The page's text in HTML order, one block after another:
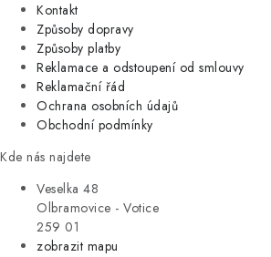
Kontakt
Způsoby dopravy
Způsoby platby
Reklamace a odstoupení od smlouvy
Reklamační řád
Ochrana osobních údajů
Obchodní podmínky
Kde nás najdete
Veselka 48
Olbramovice - Votice
259 01
zobrazit mapu
KUCHYNĚ
ORGANIZACE
DOMÁCNOST
ÚKLID
VÝPRODEJ
ZNAČKY